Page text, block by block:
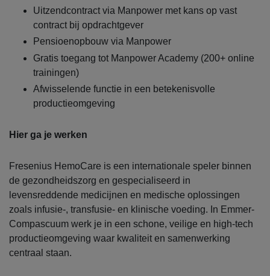
Uitzendcontract via Manpower met kans op vast
contract bij opdrachtgever
Pensioenopbouw via Manpower
Gratis toegang tot Manpower Academy (200+ online
trainingen)
Afwisselende functie in een betekenisvolle
productieomgeving
Hier ga je werken
Fresenius HemoCare is een internationale speler binnen
de gezondheidszorg en gespecialiseerd in
levensreddende medicijnen en medische oplossingen
zoals infusie-, transfusie- en klinische voeding. In Emmer-
Compascuum werk je in een schone, veilige en high-tech
productieomgeving waar kwaliteit en samenwerking
centraal staan.